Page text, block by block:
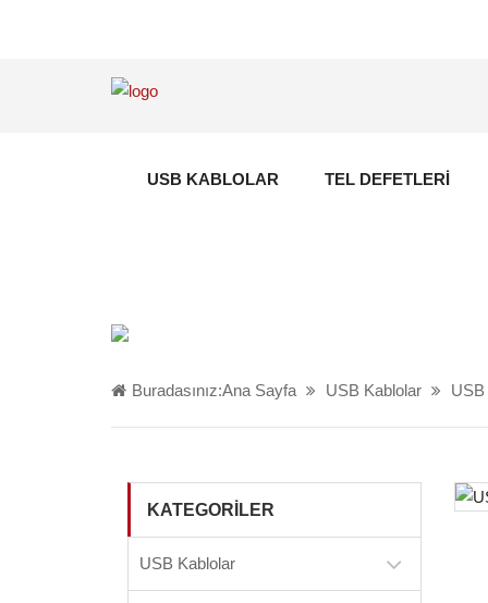
USB KABLOLAR TEL DEFETLERI
Buradasınız:Ana Sayfa USB Kablolar
KATEGORILER
USB Kablolar